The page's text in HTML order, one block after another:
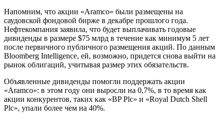
Напомним, что акции «Aramco» были размещены на
саудовской фондовой бирже в декабре прошлого года.
Нефтекомпания заявила, что будет выплачивать годовые
дивиденды в размере $75 млрд в течение как минимум 5 лет
после первичного публичного размещения акций. По данным
Bloomberg Intelligence, ей, возможно, придется снова выйти на
рынок облигаций, учитывая размер этих обязательств.
Объявленные дивиденды помогли поддержать акции
«Aramco»: в этом году они выросли на 0,7%, в то время как
акции конкурентов, таких как «BP Plc» и «Royal Dutch Shell
Plc», упали более чем на 40%.